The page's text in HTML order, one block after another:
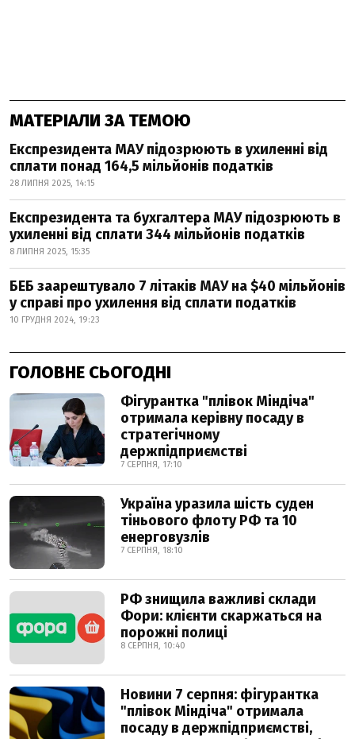
МАТЕРІАЛИ ЗА ТЕМОЮ
Експрезидента МАУ підозрюють в ухиленні від
сплати понад 164,5 мільйонів податків
28 ЛИПНЯ 2025, 14:15
Експрезидента та бухгалтера МАУ підозрюють в
ухиленні від сплати 344 мільйонів податків
8 ЛИПНЯ 2025, 15:35
БЕБ заарештувало 7 літаків МАУ на $40 мільйонів
у справі про ухилення від сплати податків
10 ГРУДНЯ 2024, 19:23
ГОЛОВНЕ СЬОГОДНІ
Фігурантка "плівок Міндіча"
отримала керівну посаду в
стратегічному
держпідприємстві
7 СЕРПНЯ, 17:10
Україна уразила шість суден
тіньового флоту РФ та 10
енерговузлів
7 СЕРПНЯ, 18:10
РФ знищила важливі склади
Фори: клієнти скаржаться на
порожні полиці
8 СЕРПНЯ, 10:40
Новини 7 серпня: фігурантка
"плівок Міндіча" отримала
посаду в держпідприємстві,